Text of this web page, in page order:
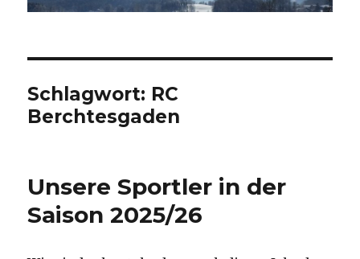
Schlagwort: RC
Berchtesgaden
Unsere Sportler in der
Saison 2025/26